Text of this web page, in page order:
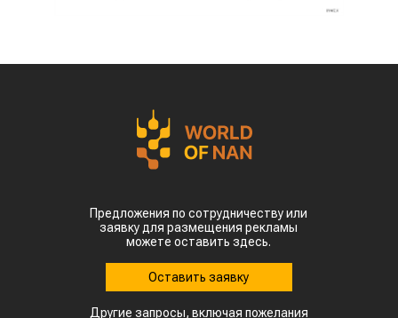
Предложения по сотрудничеству или
заявку для размещения рекламы
можете оставить здесь.
Оставить заявку
Другие запросы, включая пожелания